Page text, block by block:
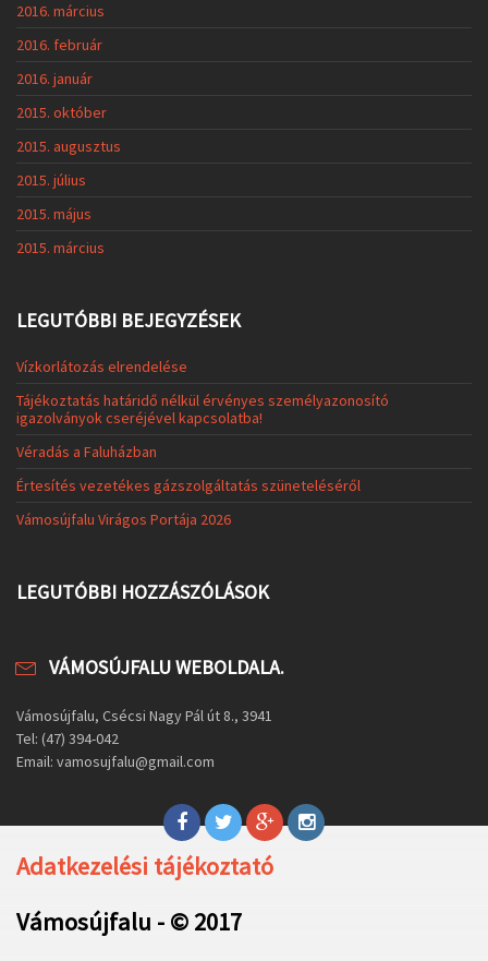
2016. március
2016. február
2016. január
2015. október
2015. augusztus
2015. július
2015. május
2015. március
LEGUTÓBBI BEJEGYZÉSEK
Vízkorlátozás elrendelése
Tájékoztatás határidő nélkül érvényes személyazonosító
igazolványok cseréjével kapcsolatba!
Véradás a Faluházban
Értesítés vezetékes gázszolgáltatás szüneteléséről
Vámosújfalu Virágos Portája 2026
LEGUTÓBBI HOZZÁSZÓLÁSOK
VÁMOSÚJFALU WEBOLDALA.
Vámosújfalu, Csécsi Nagy Pál út 8., 3941
Tel: (47) 394-042
Email: vamosujfalu@gmail.com
Adatkezelési tájékoztató
Vámosújfalu - © 2017